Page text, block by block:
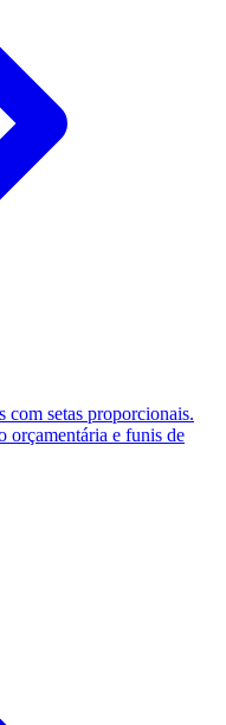
com setas proporcionais.
orçamentária e funis de